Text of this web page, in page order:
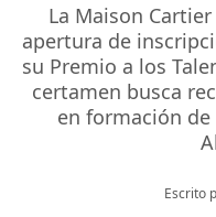
La Maison
apertura de
su Premio a los
certamen busca
en formación de
Escrito